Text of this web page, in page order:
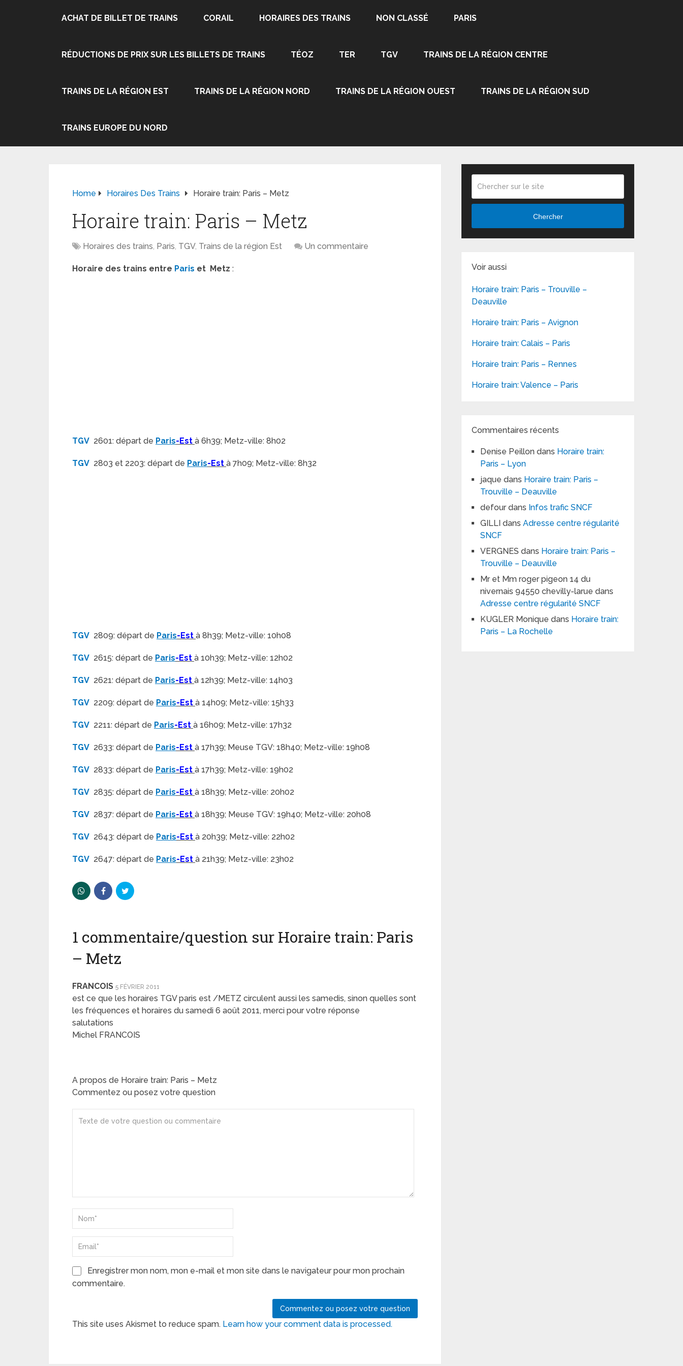
ACHAT DE BILLET DE TRAINS CORAIL HORAIRES DES TRAINS NON CLASSÉ PARIS
RÉDUCTIONS DE PRIX SUR LES BILLETS DE TRAINS TÉOZ TER TGV TRAINS DE LA RÉGION CENTRE
TRAINS DE LA RÉGION EST TRAINS DE LA RÉGION NORD TRAINS DE LA RÉGION OUEST TRAINS DE LA RÉGION SUD
TRAINS EUROPE DU NORD
Home Horaires Des Trains Horaire train: Paris – Metz
Horaire train: Paris – Metz
Horaires des trains, Paris, TGV, Trains de la région Est Un commentaire
Horaire des trains entre Paris et Metz :
TGV 2601: départ de Paris-Est à 6h39; Metz-ville: 8h02
TGV 2803 et 2203: départ de Paris-Est à 7h09; Metz-ville: 8h32
TGV 2809: départ de Paris-Est à 8h39; Metz-ville: 10h08
TGV 2615: départ de Paris-Est à 10h39; Metz-ville: 12h02
TGV 2621: départ de Paris-Est à 12h39; Metz-ville: 14h03
TGV 2209: départ de Paris-Est à 14h09; Metz-ville: 15h33
TGV 2211: départ de Paris-Est à 16h09; Metz-ville: 17h32
TGV 2633: départ de Paris-Est à 17h39; Meuse TGV: 18h40; Metz-ville: 19h08
TGV 2833: départ de Paris-Est à 17h39; Metz-ville: 19h02
TGV 2835: départ de Paris-Est à 18h39; Metz-ville: 20h02
TGV 2837: départ de Paris-Est à 18h39; Meuse TGV: 19h40; Metz-ville: 20h08
TGV 2643: départ de Paris-Est à 20h39; Metz-ville: 22h02
TGV 2647: départ de Paris-Est à 21h39; Metz-ville: 23h02
1 commentaire/question sur Horaire train: Paris
– Metz
FRANCOIS 5 FÉVRIER 2011
est ce que les horaires TGV paris est /METZ circulent aussi les samedis, sinon quelles sont
les fréquences et horaires du samedi 6 août 2011, merci pour votre réponse
salutations
Michel FRANCOIS
A propos de Horaire train: Paris – Metz
Commentez ou posez votre question
Enregistrer mon nom, mon e-mail et mon site dans le navigateur pour mon prochain
commentaire.
This site uses Akismet to reduce spam. Learn how your comment data is processed.
Chercher
Voir aussi
Horaire train: Paris – Trouville –
Deauville
Horaire train: Paris – Avignon
Horaire train: Calais – Paris
Horaire train: Paris – Rennes
Horaire train: Valence – Paris
Commentaires récents
Denise Peillon dans Horaire train:
Paris – Lyon
jaque dans Horaire train: Paris –
Trouville – Deauville
defour dans Infos trafic SNCF
GILLI dansAdresse centre régularité
SNCF
VERGNES dans Horaire train: Paris –
Trouville – Deauville
Mr et Mm roger pigeon 14 du
nivernais 94550 chevilly-larue dans
Adresse centre régularité SNCF
KUGLER Monique dans Horaire train:
Paris – La Rochelle